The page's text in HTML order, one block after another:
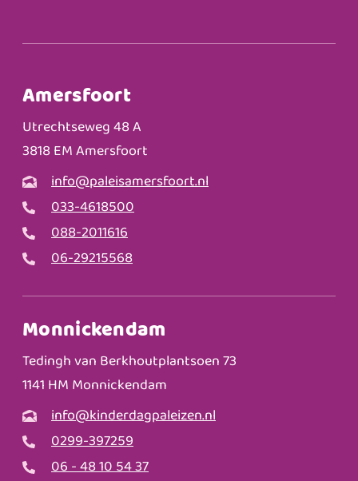
Amersfoort
Utrechtseweg 48 A
3818 EM Amersfoort
info@paleisamersfoort.nl
033-4618500
088-2011616
06-29215568
Monnickendam
Tedingh van Berkhoutplantsoen 73
1141 HM Monnickendam
info@kinderdagpaleizen.nl
0299-397259
06 - 48 10 54 37